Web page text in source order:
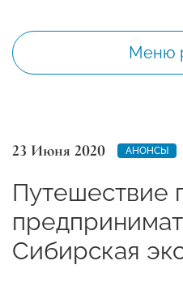
Меню
23 Июня 2020 АНОНСЫ
Путешествие
Сибирская